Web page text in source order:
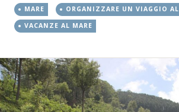
MARE
ORGANIZZARE UN VIAGGIO
VACANZE AL MARE